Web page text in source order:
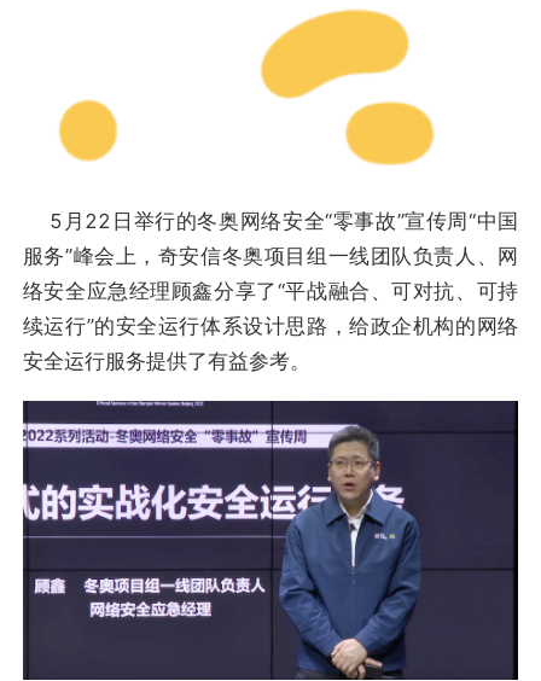
5月22日举行的冬奥网络安全“零事故”宣传周“中国
服务”峰会上，奇安信冬奥项目组一线团队负责人、网
络安全应急经理顾鑫分享了“平战融合、可对抗、可持
续运行”的安全运行体系设计思路，给政企机构的网络
安全运行服务提供了有益参考。